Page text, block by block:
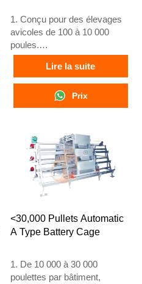
1. Conçu pour des élevages
avicoles de 100 à 10 000
poules.
2. Élevage de poules
pondeuses de 12 ou 16
semaines.
3. Durée de vie supérieure à
25 ans.
via WhatsApp au
+8618830120193, +234
8111199996
Lire la suite
Prix
<30,000 Pullets Automatic
A Type Battery Cage
1. De 10 000 à 30 000
poulettes par bâtiment,